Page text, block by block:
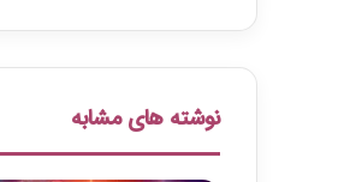
گ
ر
ن
ق
نوشته های مشابه